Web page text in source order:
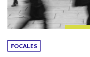
FOCALES